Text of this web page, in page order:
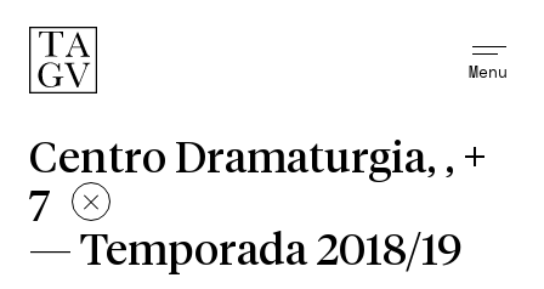
Menu
Centro Dramaturgia, , +
7
— Temporada 2018/19